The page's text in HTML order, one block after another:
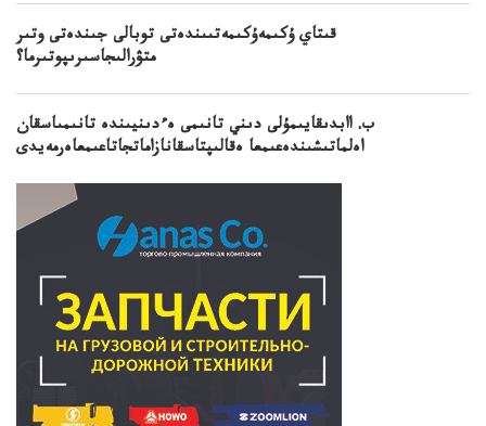
قىتاي ۇكىمەۇكىمەتىىندەتى توبالى جىندەتى وتىر
متۋرالىجاسىرىپوتىرما؟
ب. اابدىقايىمۇلى دىني تانىمى ەءدىنيىندە تانىمىاسقان
اەلماتىشىندەعىمعا ەقالىپتاسقانازاماتجاتاعىمعاەرمەيدى